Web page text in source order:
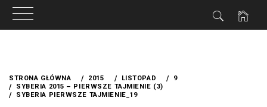
treści
STRONA GŁÓWNA 2015 LISTOPAD
9
SYBERIA 2015 – PIERWSZE TAJMIENIE (3)
SYBERIA PIERWSZE TAJMIENIE_19